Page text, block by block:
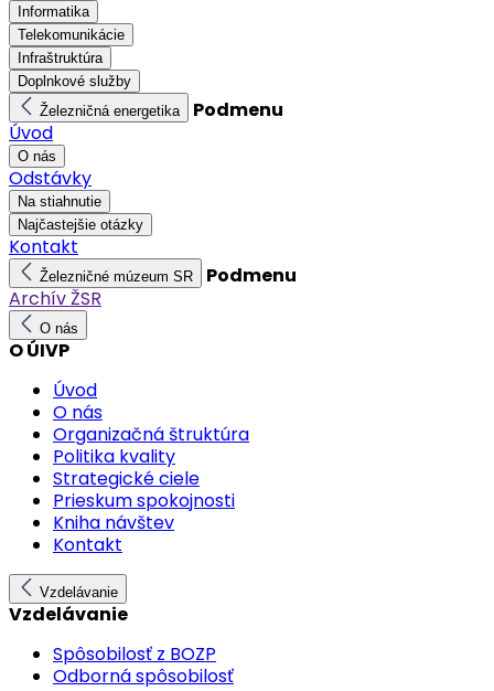
Informatika
Telekomunikácie
Infraštruktúra
Doplnkové služby
Železničná energetika
Podmenu
Úvod
O nás
Odstávky
Na stiahnutie
Najčastejšie otázky
Kontakt
Železničné múzeum SR
Podmenu
Archív ŽSR
O nás
O ÚIVP
Úvod
O nás
Organizačná štruktúra
Politika kvality
Strategické ciele
Prieskum spokojnosti
Kniha návštev
Kontakt
Vzdelávanie
Vzdelávanie
Spôsobilosť z BOZP
Odborná spôsobilosť